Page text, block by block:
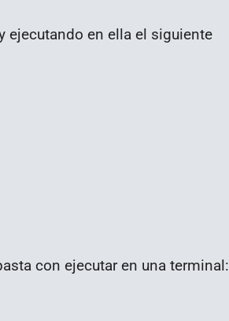
ejecutando en ella el siguiente
con ejecutar en una terminal: